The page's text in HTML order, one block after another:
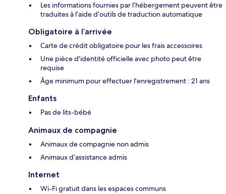
Les informations fournies par l’hébergement peuvent être
traduites à l’aide d’outils de traduction automatique
Obligatoire à l’arrivée
Carte de crédit obligatoire pour les frais accessoires
Une pièce d'identité officielle avec photo peut être
requise
Âge minimum pour effectuer l'enregistrement : 21 ans
Enfants
Pas de lits-bébé
Animaux de compagnie
Animaux de compagnie non admis
Animaux d’assistance admis
Internet
Wi-Fi gratuit dans les espaces communs